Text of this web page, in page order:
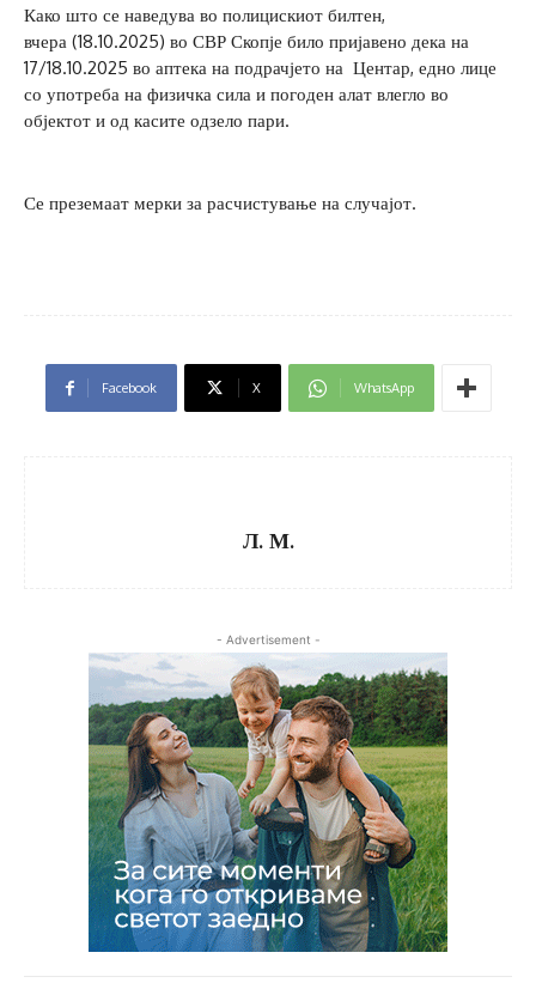
Како што се наведува во полицискиот билтен,
вчера (18.10.2025) во СВР Скопје било пријавено дека на
17/18.10.2025 во аптека на подрачјето на Центар, едно лице
со употреба на физичка сила и погоден алат влегло во
објектот и од касите одзело пари.
Се преземаат мерки за расчистување на случајот.
Facebook X WhatsApp
Л. М.
- Advertisement -